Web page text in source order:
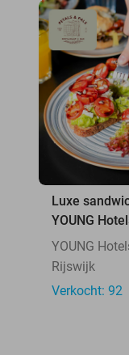
Luxe
YOUNG
YOUNG
Rijswijk
Verkocht: 92